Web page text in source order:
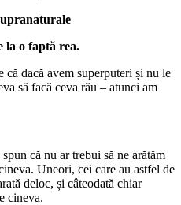
la o faptă rea.
că dacă avem superputeri și nu le
să facă ceva rău – atunci am
că nu ar trebui să ne arătăm
Uneori, cei care au astfel de
deloc, și câteodată chiar
cineva.